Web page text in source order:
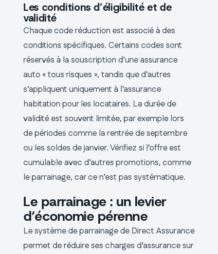
Les conditions d’éligibilité et de
validité
Chaque code réduction est associé à des
conditions spécifiques. Certains codes sont
réservés à la souscription d’une assurance
auto « tous risques », tandis que d’autres
s’appliquent uniquement à l’assurance
habitation pour les locataires. La durée de
validité est souvent limitée, par exemple lors
de périodes comme la rentrée de septembre
ou les soldes de janvier. Vérifiez si l’offre est
cumulable avec d’autres promotions, comme
le parrainage, car ce n’est pas systématique.
Le parrainage : un levier
d’économie pérenne
Le système de parrainage de Direct Assurance
permet de réduire ses charges d’assurance sur